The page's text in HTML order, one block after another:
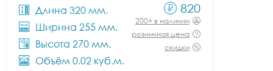
Длина 320 мм.
Ширина 255 мм.
Высота 270 мм.
Объём 0.02 куб.м.
820
200+ в наличии
розничная цена
скидки